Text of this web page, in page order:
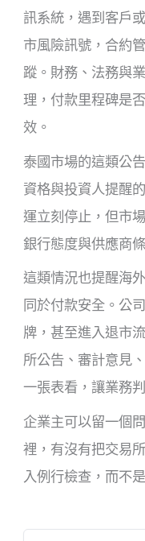
訊系統，遇到客戶
市風險訊號，合約
蹤。財務、法務與
理，付款里程碑是
效。
泰國市場的這類公
資格與投資人提醒
運立刻停止，但市
銀行態度與供應商
這類情況也提醒海
同於付款安全。公
牌，甚至進入退市
所公告、審計意見
一張表看，讓業務
企業主可以留一個
裡，有沒有把交易
入例行檢查，而不